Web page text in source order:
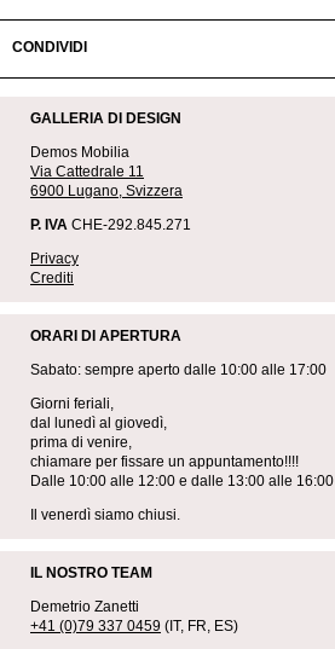
CONDIVIDI
GALLERIA DI DESIGN
Demos Mobilia
Via Cattedrale 11
6900 Lugano, Svizzera
P. IVA CHE-292.845.271
Privacy
Crediti
ORARI DI APERTURA
Sabato: sempre aperto dalle 10:00 alle 17:00
Giorni feriali,
dal lunedì al giovedì,
prima di venire,
chiamare per fissare un appuntamento!!!!
Dalle 10:00 alle 12:00 e dalle 13:00 alle 16:00
Il venerdì siamo chiusi.
IL NOSTRO TEAM
Demetrio Zanetti
+41 (0)79 337 0459 (IT, FR, ES)